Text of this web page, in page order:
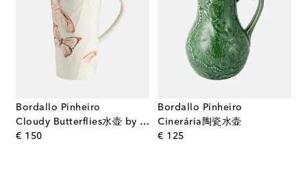
Bordallo Pinheiro
Cloudy Butterflies水壶 by Claudia Schiffer
€ 150original price
Bordallo Pinheiro
Cinerária陶瓷水壶
€ 125original price